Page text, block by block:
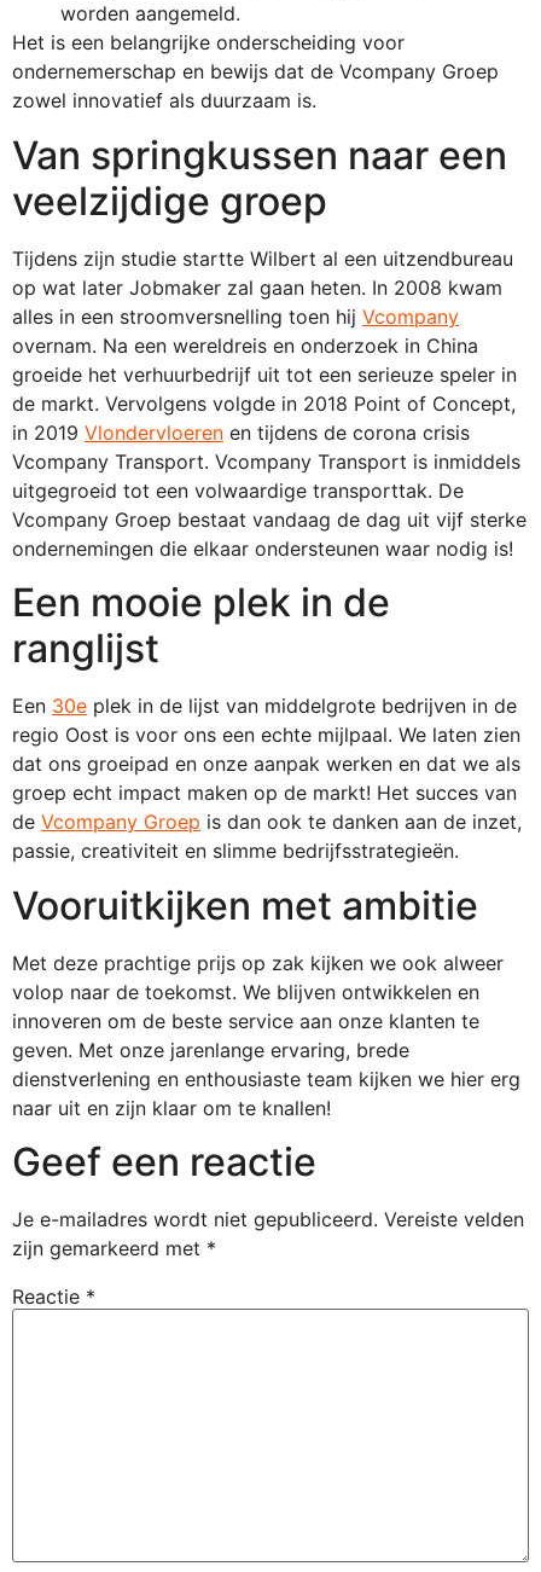
worden aangemeld.
Het is een belangrijke onderscheiding voor
ondernemerschap en bewijs dat de Vcompany Groep
zowel innovatief als duurzaam is.
Van springkussen naar een
veelzijdige groep
Tijdens zijn studie startte Wilbert al een uitzendbureau
op wat later Jobmaker zal gaan heten. In 2008 kwam
alles in een stroomversnelling toen hij Vcompany
overnam. Na een wereldreis en onderzoek in China
groeide het verhuurbedrijf uit tot een serieuze speler in
de markt. Vervolgens volgde in 2018 Point of Concept,
in 2019 Vlondervloeren en tijdens de corona crisis
Vcompany Transport. Vcompany Transport is inmiddels
uitgegroeid tot een volwaardige transporttak. De
Vcompany Groep bestaat vandaag de dag uit vijf sterke
ondernemingen die elkaar ondersteunen waar nodig is!
Een mooie plek in de
ranglijst
Een 30e plek in de lijst van middelgrote bedrijven in de
regio Oost is voor ons een echte mijlpaal. We laten zien
dat ons groeipad en onze aanpak werken en dat we als
groep echt impact maken op de markt! Het succes van
de Vcompany Groep is dan ook te danken aan de inzet,
passie, creativiteit en slimme bedrijfsstrategieën.
Vooruitkijken met ambitie
Met deze prachtige prijs op zak kijken we ook alweer
volop naar de toekomst. We blijven ontwikkelen en
innoveren om de beste service aan onze klanten te
geven. Met onze jarenlange ervaring, brede
dienstverlening en enthousiaste team kijken we hier erg
naar uit en zijn klaar om te knallen!
Geef een reactie
Je e-mailadres wordt niet gepubliceerd. Vereiste velden
zijn gemarkeerd met *
Reactie *